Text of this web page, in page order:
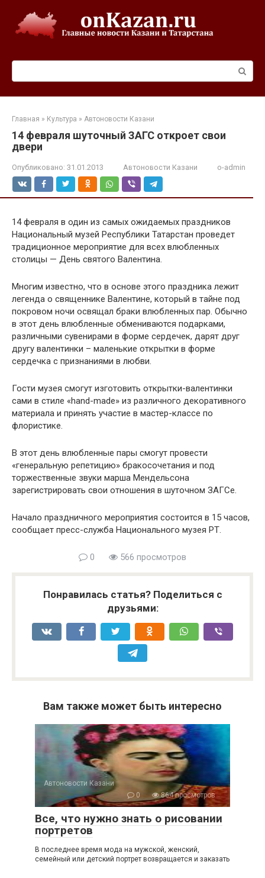
контенту
Главная » Культура » Автоновости Казани
14 февраля шуточный ЗАГС откроет свои
двери
Опубликовано: 31.01.2013 Автоновости Казани o-admin
14 февраля в один из самых ожидаемых праздников
Национальный музей Республики Татарстан проведет
традиционное мероприятие для всех влюбленных
столицы — День святого Валентина.
Многим известно, что в основе этого праздника лежит
легенда о священнике Валентине, который в тайне под
покровом ночи освящал браки влюбленных пар. Обычно
в этот день влюбленные обмениваются подарками,
различными сувенирами в форме сердечек, дарят друг
другу валентинки – маленькие открытки в форме
сердечка с признаниями в любви.
Гости музея смогут изготовить открытки-валентинки
сами в стиле «hand-made» из различного декоративного
материала и принять участие в мастер-классе по
флористике.
В этот день влюбленные пары смогут провести
«генеральную репетицию» бракосочетания и под
торжественные звуки марша Мендельсона
зарегистрировать свои отношения в шуточном ЗАГСе.
Начало праздничного мероприятия состоится в 15 часов,
сообщает пресс-служба Национального музея РТ.
0 566 просмотров
Понравилась статья? Поделиться с
друзьями:
Вам также может быть интересно
Автоновости Казани
0
864 просмотров
Все, что нужно знать о рисовании
портретов
В последнее время мода на мужской, женский,
семейный или детский портрет возвращается и заказать